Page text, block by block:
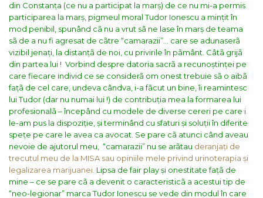
din Constanța (ce nu a participat la marș) de ce nu mi-a permis
participarea la marș, pigmeul moral Tudor Ionescu a mințit în
mod penibil, spunând cã nu a vrut sã ne lase în marș de teama
sã de a nu fi agresat de cãtre “camarazii”… care se adunaserã
vizibil jenați, la distanțã de noi, cu privirile în pãmânt. Câtã grijã
din partea lui ! Vorbind despre datoria sacrã a recunoștinței pe
care fiecare individ ce se considerã om onest trebuie sã o aibã
fațã de cel care, undeva cândva, i-a fãcut un bine, îi reamintesc
lui Tudor (dar nu numai lui !) de contribuția mea la formarea lui
profesionalã – începând cu modele de diverse cereri pe care i
le-am pus la dispoziție, și terminând cu sfaturi și soluții în diferite
spețe pe care le avea ca avocat. Se pare cã atunci când aveau
nevoie de ajutorul meu, “camarazii” nu se arãtau deranjați de
trecutul meu de la MISA sau opiniile mele privind urinoterapia și
legalizarea marijuanei. Lipsa de fair play și onestitate fațã de
mine – ce se pare cã a devenit o caracteristicã a acestui tip de
“neo-legionar” marca Tudor Ionescu se vede din modul în care